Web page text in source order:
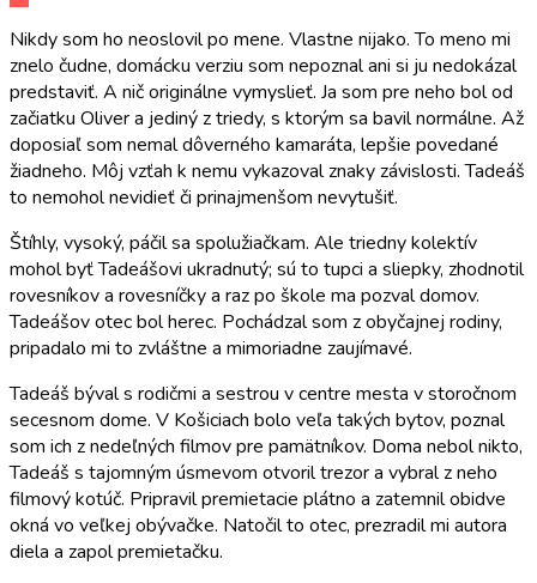
Nikdy som ho neoslovil po mene. Vlastne nijako. To meno mi
znelo čudne, domácku verziu som nepoznal ani si ju nedokázal
predstaviť. A nič originálne vymyslieť. Ja som pre neho bol od
začiatku Oliver a jediný z triedy, s ktorým sa bavil normálne. Až
doposiaľ som nemal dôverného kamaráta, lepšie povedané
žiadneho. Môj vzťah k nemu vykazoval znaky závislosti. Tadeáš
to nemohol nevidieť či prinajmenšom nevytušiť.
Štíhly, vysoký, páčil sa spolužiačkam. Ale triedny kolektív
mohol byť Tadeášovi ukradnutý; sú to tupci a sliepky, zhodnotil
rovesníkov a rovesníčky a raz po škole ma pozval domov.
Tadeášov otec bol herec. Pochádzal som z obyčajnej rodiny,
pripadalo mi to zvláštne a mimoriadne zaujímavé.
Tadeáš býval s rodičmi a sestrou v centre mesta v storočnom
secesnom dome. V Košiciach bolo veľa takých bytov, poznal
som ich z nedeľných filmov pre pamätníkov. Doma nebol nikto,
Tadeáš s tajomným úsmevom otvoril trezor a vybral z neho
filmový kotúč. Pripravil premietacie plátno a zatemnil obidve
okná vo veľkej obývačke. Natočil to otec, prezradil mi autora
diela a zapol premietačku.